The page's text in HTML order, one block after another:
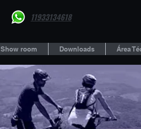
11933134618
Show room Downloads Área